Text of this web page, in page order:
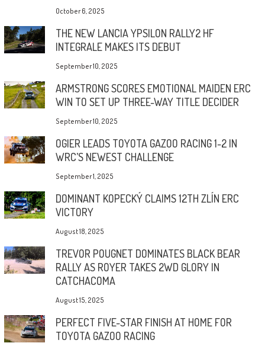
October 6, 2025
THE NEW LANCIA YPSILON RALLY2 HF
INTEGRALE MAKES ITS DEBUT
September 10, 2025
ARMSTRONG SCORES EMOTIONAL MAIDEN ERC
WIN TO SET UP THREE-WAY TITLE DECIDER
September 10, 2025
OGIER LEADS TOYOTA GAZOO RACING 1-2 IN
WRC’S NEWEST CHALLENGE
September 1, 2025
DOMINANT KOPECKÝ CLAIMS 12TH ZLÍN ERC
VICTORY
August 18, 2025
TREVOR POUGNET DOMINATES BLACK BEAR
RALLY AS ROYER TAKES 2WD GLORY IN
CATCHACOMA
August 15, 2025
PERFECT FIVE-STAR FINISH AT HOME FOR
TOYOTA GAZOO RACING